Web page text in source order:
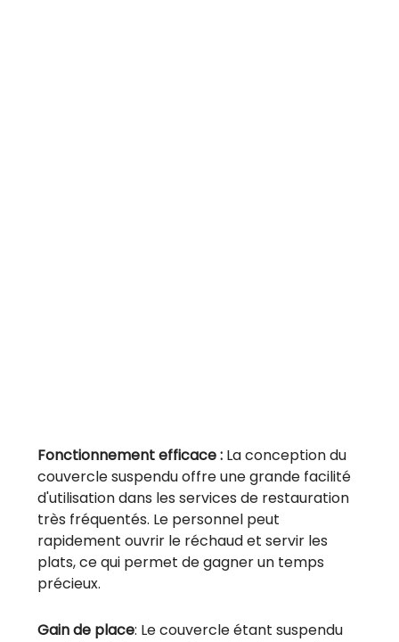
Fonctionnement efficace : La conception du
couvercle suspendu offre une grande facilité
d'utilisation dans les services de restauration
très fréquentés. Le personnel peut
rapidement ouvrir le réchaud et servir les
plats, ce qui permet de gagner un temps
précieux.
Gain de place: Le couvercle étant suspendu